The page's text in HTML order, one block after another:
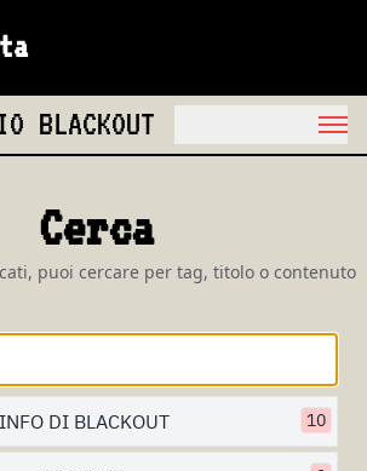
BLACKOUT
Cerca
puoi cercare per tag, titolo o contenuto
DI BLACKOUT 10